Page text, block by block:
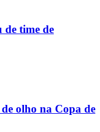
time de
olho na Copa de